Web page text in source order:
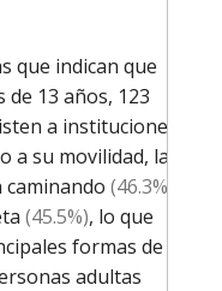
que indican que
de 13 años, 123
a instituciones
a su movilidad, la
(46.3%)
(45.5%), lo que
formas de
adultas